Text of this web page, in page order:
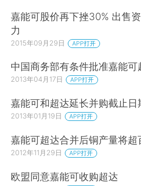
嘉能可股价再下挫30% 出售
力
2015年09月29日 APP打开
中国商务部有条件批准嘉能可
2013年04月17日 APP打开
嘉能可和超达延长并购截止日
2013年01月19日 APP打开
嘉能可超达合并后铜产量将超
2012年11月29日 APP打开
欧盟同意嘉能可收购超达